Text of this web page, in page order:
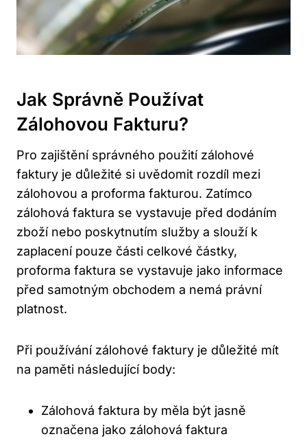
Jak Správně Používat
Zálohovou Fakturu?
Pro zajištění správného použití zálohové
faktury je důležité si uvědomit rozdíl mezi
zálohovou a proforma fakturou. Zatímco
zálohová faktura se vystavuje před dodáním
zboží nebo poskytnutím služby a slouží k
zaplacení pouze části celkové částky,
proforma faktura se vystavuje jako informace
před samotným obchodem a nemá právní
platnost.
Při používání zálohové faktury je důležité mít
na paměti následující body:
Zálohová faktura by měla být jasně
označena jako zálohová faktura